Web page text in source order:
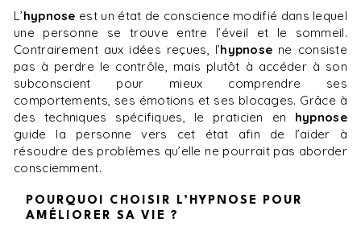
L’hypnose est un état de conscience modifié dans lequel
une personne se trouve entre l’éveil et le sommeil.
Contrairement aux idées reçues, l’hypnose ne consiste
pas à perdre le contrôle, mais plutôt à accéder à son
subconscient pour mieux comprendre ses
comportements, ses émotions et ses blocages. Grâce à
des techniques spécifiques, le praticien en hypnose
guide la personne vers cet état afin de l’aider à
résoudre des problèmes qu’elle ne pourrait pas aborder
consciemment.
POURQUOI CHOISIR L’HYPNOSE POUR
AMÉLIORER SA VIE ?